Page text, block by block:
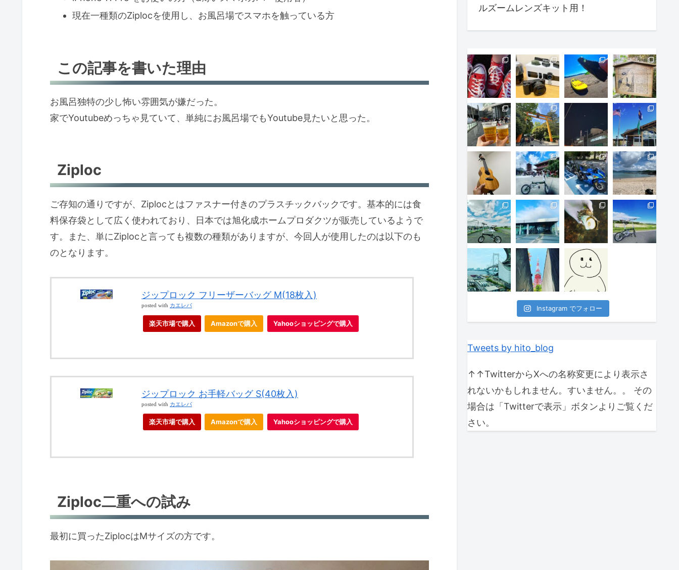
現在一種類のZiplocを使用し、お風呂場でスマホを触っている方
この記事を書いた理由
お風呂独特の少し怖い雰囲気が嫌だった。
家でYoutubeめっちゃ見ていて、単純にお風呂場でもYoutube見たいと思った。
Ziploc
ご存知の通りですが、Ziplocとはファスナー付きのプラスチックバックです。基本的には食
料保存袋として広く使われており、日本では旭化成ホームプロダクツが販売しているようで
す。また、単にZiplocと言っても複数の種類がありますが、今回人が使用したのは以下のも
のとなります。
ジップロック フリーザーバッグ M(18枚入)
posted with カエレバ
楽天市場で購入 Amazonで購入 Yahooショッピングで購入
ジップロック お手軽バッグ S(40枚入)
posted with カエレバ
楽天市場で購入 Amazonで購入 Yahooショッピングで購入
Ziploc二重への試み
最初に買ったZiplocはMサイズの方です。
ルズームレンズキット用！
Instagram でフォロー
Tweets by hito_blog
↑↑TwitterからXへの名称変更により表示さ
れないかもしれません。すいません。。 その
場合は「Twitterで表示」ボタンよりご覧くだ
さい。